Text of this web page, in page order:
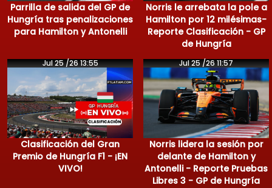
Parrilla de salida del GP de
Hungría tras penalizaciones
para Hamilton y Antonelli
Norris le arrebata la pole a
Hamilton por 12 milésimas-
Reporte Clasificación - GP
de Hungría
Jul 25 /26 13:55
Clasificación del Gran
Premio de Hungría F1 - ¡EN
VIVO!
Jul 25 /26 11:57
Norris lidera la sesión por
delante de Hamilton y
Antonelli - Reporte Pruebas
Libres 3 - GP de Hungría